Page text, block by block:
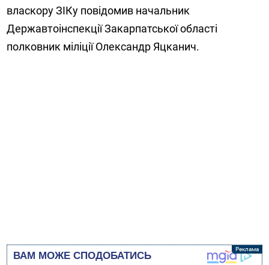
власкору ЗІКу повідомив начальник
Державтоінспекції Закарпатської області
полковник міліції Олександр Яцканич.